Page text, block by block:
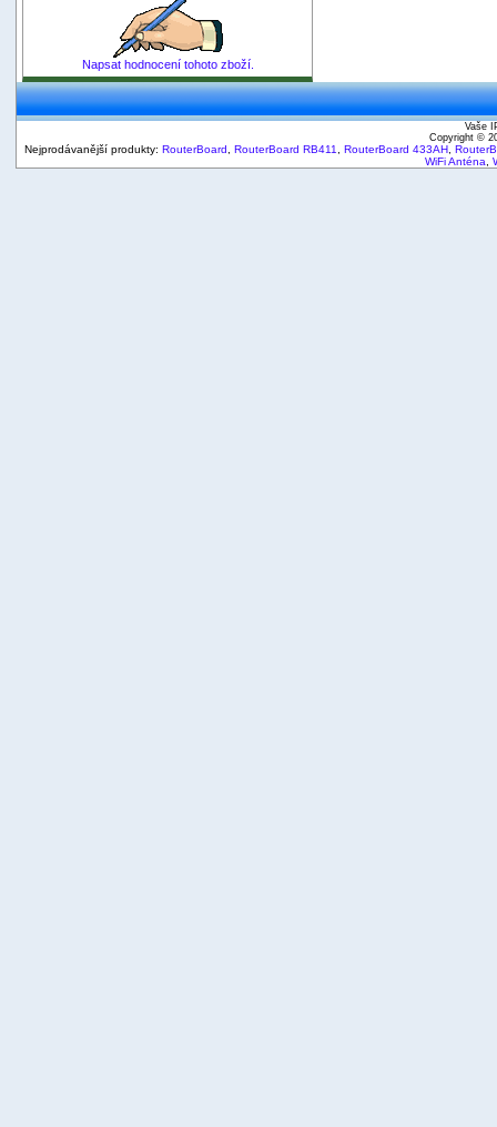
Napsat hodnocení tohoto zboží.
Vaše
Copyright ©
Nejprodávanější produkty: RouterBoard RouterBoard RB411 RouterBoard 433AH
WiFi Anténa